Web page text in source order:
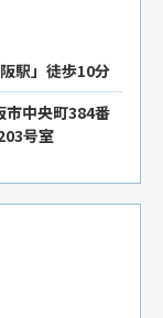
駅」徒歩10分
市中央町384番
号室